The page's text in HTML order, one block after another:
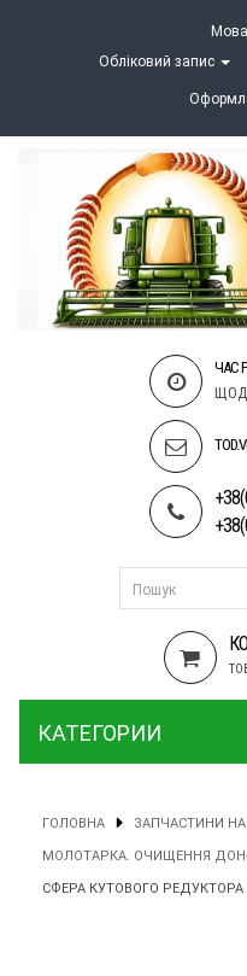
Мова
Обліковий запис
ЧАС
КАТЕГОРИИ
ГОЛОВНА ЗАПЧАСТИНИ
МОЛОТАРКА. ОЧИЩЕННЯ ДОН-
СФЕРА КУТОВОГО РЕДУКТОРА